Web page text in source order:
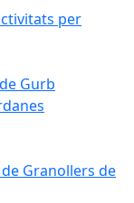
per
Gurb
Granollers de